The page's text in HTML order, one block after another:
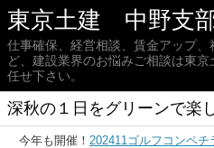
東京土建 中野支
仕事確保、経営相談、賃金アップ
ど、建設業界のお悩みご相談は東
任せ下さい。
深秋の１日をグリーンで楽
今年も開催！ 202411ゴルフコンペチ